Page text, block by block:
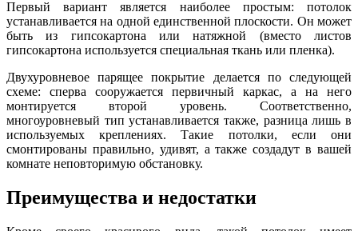
Первый вариант является наиболее простым: потолок
устанавливается на одной единственной плоскости. Он может
быть из гипсокартона или натяжной (вместо листов
гипсокартона используется специальная ткань или пленка).
Двухуровневое парящее покрытие делается по следующей
схеме: сперва сооружается первичный каркас, а на него
монтируется второй уровень. Соответственно,
многоуровневый тип устанавливается также, разница лишь в
используемых креплениях. Такие потолки, если они
смонтированы правильно, удивят, а также создадут в вашей
комнате неповторимую обстановку.
Преимущества и недостатки